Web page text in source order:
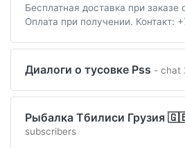
Бесплатная доставка при заказе
Оплата при получении. Контакт:
Диалоги о тусовке Pss - chat
Рыбалка Тбилиси Грузия
subscribers